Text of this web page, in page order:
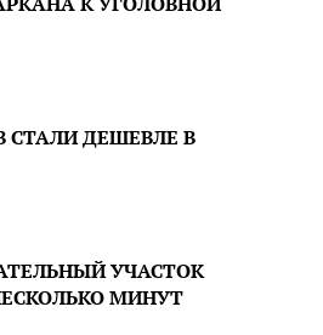
СТАЛИ ДЕШЕВЛЕ В
УЧАСТОК
МИНУТ